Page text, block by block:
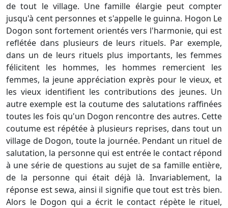
de tout le village. Une famille élargie peut compter
jusqu'à cent personnes et s'appelle le guinna. Hogon Le
Dogon sont fortement orientés vers l'harmonie, qui est
reflétée dans plusieurs de leurs rituels. Par exemple,
dans un de leurs rituels plus importants, les femmes
félicitent les hommes, les hommes remercient les
femmes, la jeune appréciation exprès pour le vieux, et
les vieux identifient les contributions des jeunes. Un
autre exemple est la coutume des salutations raffinées
toutes les fois qu'un Dogon rencontre des autres. Cette
coutume est répétée à plusieurs reprises, dans tout un
village de Dogon, toute la journée. Pendant un rituel de
salutation, la personne qui est entrée le contact répond
à une série de questions au sujet de sa famille entière,
de la personne qui était déjà là. Invariablement, la
réponse est sewa, ainsi il signifie que tout est très bien.
Alors le Dogon qui a écrit le contact répète le rituel,